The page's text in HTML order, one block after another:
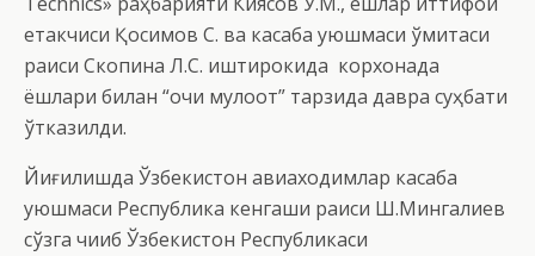
етакчиси Қосимов С. ва касаба уюшмаси қўмитаси
раиси Скопина Л.С. иштирокида корхонада
ёшлари билан “очиқ мулоқот” тарзида давра суҳбати
ўтказилди.
Йиғилишда Ўзбекистон авиаходимлар касаба
уюшмаси Республика кенгаши раиси Ш.Мингалиев
сўзга чиқиб Ўзбекистон Республикаси